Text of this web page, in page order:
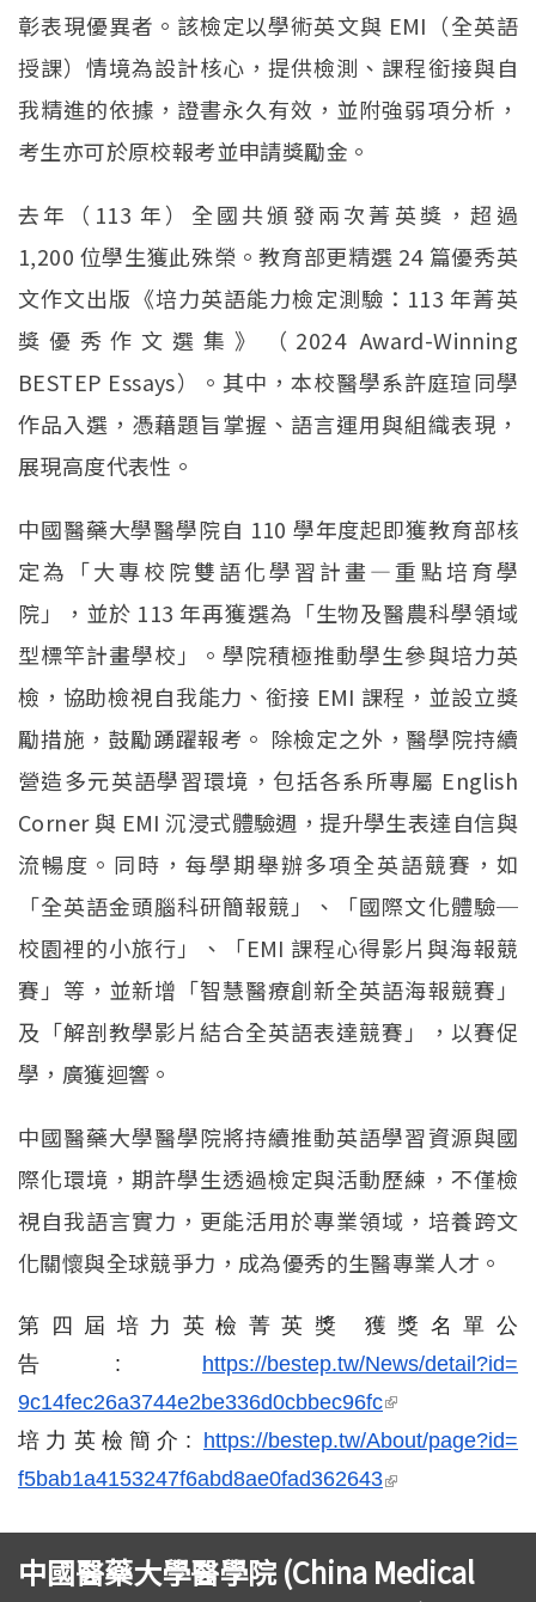
彰表現優異者。該檢定以學術英文與 EMI（全英語
授課）情境為設計核心，提供檢測、課程銜接與自
我精進的依據，證書永久有效，並附強弱項分析，
考生亦可於原校報考並申請獎勵金。
去年（113 年）全國共頒發兩次菁英獎，超過
1,200 位學生獲此殊榮。教育部更精選 24 篇優秀英
文作文出版《培力英語能力檢定測驗：113 年菁英
獎優秀作文選集》（2024 Award-Winning
BESTEP Essays）。其中，本校醫學系許庭瑄同學
作品入選，憑藉題旨掌握、語言運用與組織表現，
展現高度代表性。
中國醫藥大學醫學院自 110 學年度起即獲教育部核
定為「大專校院雙語化學習計畫—重點培育學
院」，並於 113 年再獲選為「生物及醫農科學領域
型標竿計畫學校」。學院積極推動學生參與培力英
檢，協助檢視自我能力、銜接 EMI 課程，並設立獎
勵措施，鼓勵踴躍報考。 除檢定之外，醫學院持續
營造多元英語學習環境，包括各系所專屬 English
Corner 與 EMI 沉浸式體驗週，提升學生表達自信與
流暢度。同時，每學期舉辦多項全英語競賽，如
「全英語金頭腦科研簡報競」、「國際文化體驗─
校園裡的小旅行」、「EMI 課程心得影片與海報競
賽」等，並新增「智慧醫療創新全英語海報競賽」
及「解剖教學影片結合全英語表達競賽」，以賽促
學，廣獲迴響。
中國醫藥大學醫學院將持續推動英語學習資源與國
際化環境，期許學生透過檢定與活動歷練，不僅檢
視自我語言實力，更能活用於專業領域，培養跨文
化關懷與全球競爭力，成為優秀的生醫專業人才。
第四屆培力英檢菁英獎 獲獎名單公
告: https://bestep.tw/News/detail?id=
9c14fec26a3744e2be336d0cbbec96fc(link is
external)
培力英檢簡介: https://bestep.tw/About/page?id=
f5bab1a4153247f6abd8ae0fad362643
中國醫藥大學醫學院 (China Medical